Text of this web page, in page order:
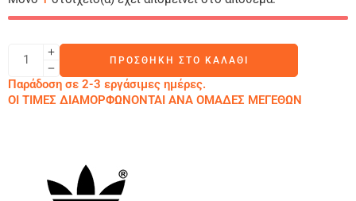
ΠΡΟΣΘΉΚΗ ΣΤΟ ΚΑΛΆΘΙ
Παράδοση σε 2-3 εργάσιμες ημέρες.
ΟΙ ΤΙΜΕΣ ΔΙΑΜΟΡΦΩΝΟΝΤΑΙ ΑΝΑ ΟΜΑΔΕΣ ΜΕΓΕΘΩΝ